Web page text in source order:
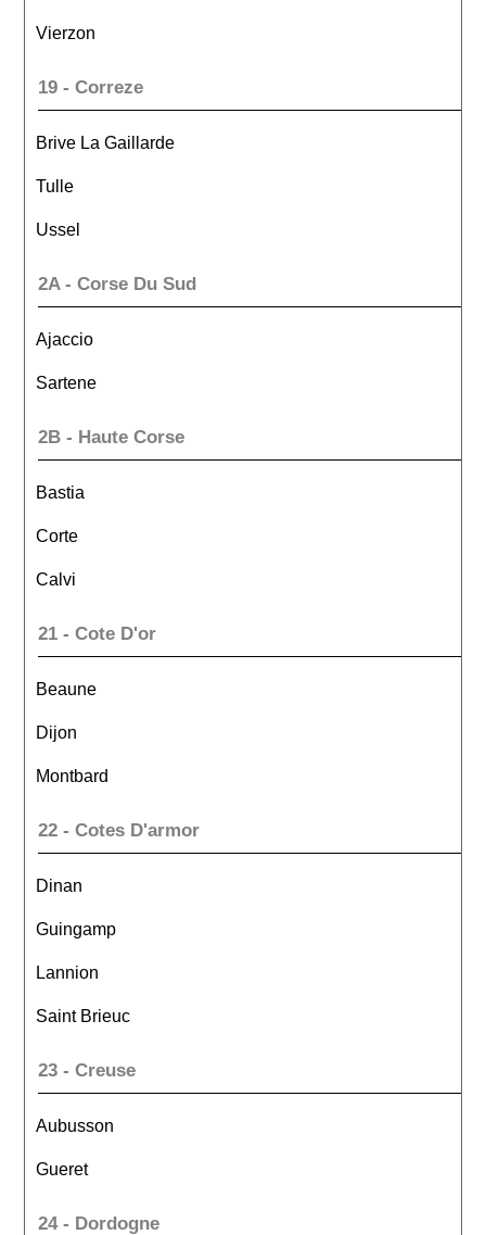
Vierzon
19 - Correze
Brive La Gaillarde
Tulle
Ussel
2A - Corse Du Sud
Ajaccio
Sartene
2B - Haute Corse
Bastia
Corte
Calvi
21 - Cote D'or
Beaune
Dijon
Montbard
22 - Cotes D'armor
Dinan
Guingamp
Lannion
Saint Brieuc
23 - Creuse
Aubusson
Gueret
24 - Dordogne